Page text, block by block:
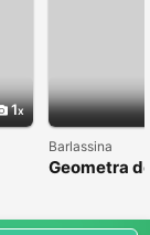
1
Barlassina
Geometra